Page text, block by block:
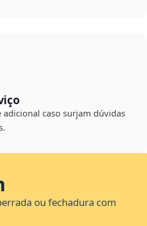
caso surjam dúvidas
ou fechadura com